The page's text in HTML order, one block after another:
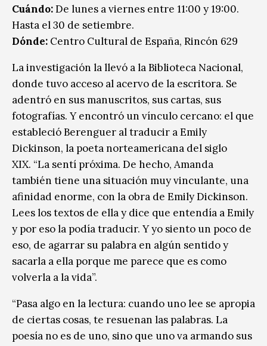
Cuándo:De lunes a viernes entre 11:00 y 19:00.
Hasta el 30 de setiembre.
Dónde: Centro Cultural de España, Rincón 629
La investigación la llevó a la Biblioteca Nacional,
donde tuvo acceso al acervo de la escritora. Se
adentró en sus manuscritos, sus cartas, sus
fotografías. Y encontró un vínculo cercano: el que
estableció Berenguer al traducir a Emily
Dickinson, la poeta norteamericana del siglo
XIX. “La sentí próxima. De hecho, Amanda
también tiene una situación muy vinculante, una
afinidad enorme, con la obra de Emily Dickinson.
Lees los textos de ella y dice que entendía a Emily
y por eso la podía traducir. Y yo siento un poco de
eso, de agarrar su palabra en algún sentido y
sacarla a ella porque me parece que es como
volverla a la vida”.
“Pasa algo en la lectura: cuando uno lee se apropia
de ciertas cosas, te resuenan las palabras. La
poesía no es de uno, sino que uno va armando sus